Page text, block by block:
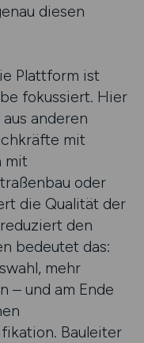
diesen
Plattform ist
fokussiert. Hier
anderen
mit
mit
oder
die Qualität der
den
bedeutet das:
mehr
– und am Ende
Bauleiter